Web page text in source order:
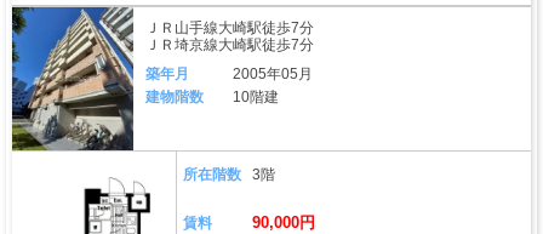
ＪＲ山手線大崎駅徒歩7分
ＪＲ埼京線大崎駅徒歩7分
築年月
2005年05月
建物階数
10階建
所在階数 3階
賃料 90,000円